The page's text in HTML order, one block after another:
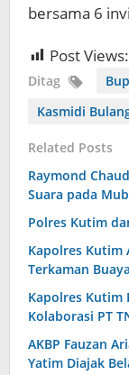
bersama 6
Post Views:
Ditag
Kasmidi
Related Posts
Raymond
Suara pada
Polres Kutim
Kapolres Kutim
Terkaman Buaya
Kapolres Kutim
Kolaborasi PT
AKBP Fauzan
Yatim Diajak